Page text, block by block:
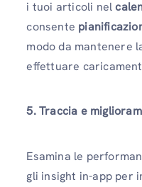
i tuoi articoli nel
consente
modo da mantenere
effettuare
5. Traccia e
Esamina le
gli insight in-app per